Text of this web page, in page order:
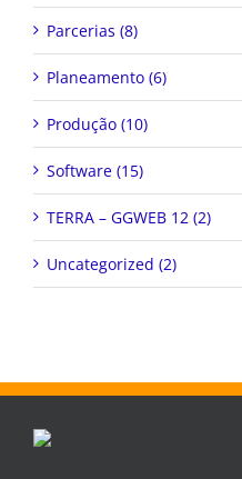
Parcerias (8)
Planeamento (6)
Produção (10)
Software (15)
TERRA – GGWEB 12 (2)
Uncategorized (2)